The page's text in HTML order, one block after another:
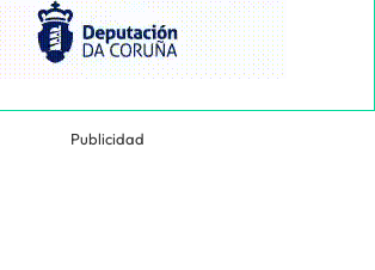
Publicidad